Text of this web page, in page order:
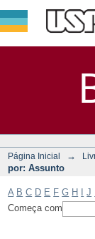
Página Inicial →
por: Assunto
A B C D E F G H J
Começa com